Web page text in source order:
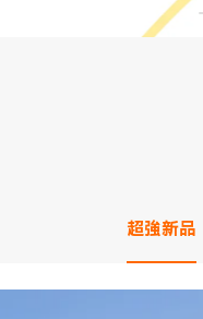
超強新品